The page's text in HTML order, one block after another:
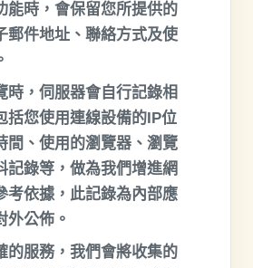
能時，會保留您所提供的
郵件地址、聯絡方式及使
時，伺服器會自行記錄相
括您使用連線設備的IP位
間、使用的瀏覽器、瀏覽
記錄等，做為我們增進網
考依據，此記錄為內部應
外公佈。
的服務，我們會將收集的